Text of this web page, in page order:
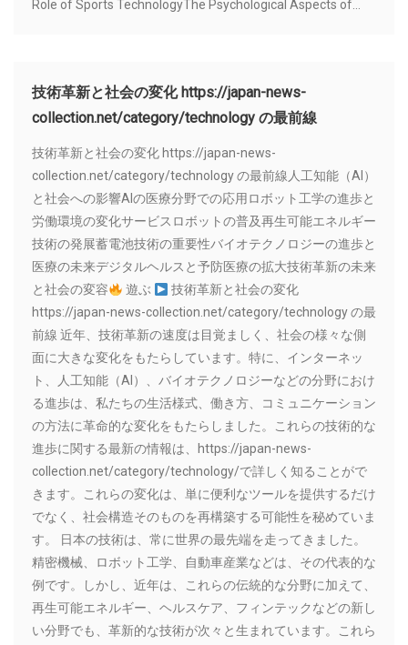
Role of Sports TechnologyThe Psychological Aspects of...
技術革新と社会の変化 https://japan-news-
collection.net/category/technology の最前線
技術革新と社会の変化 https://japan-news-
collection.net/category/technology の最前線人工知能（AI）
と社会への影響AIの医療分野での応用ロボット工学の進歩と
労働環境の変化サービスロボットの普及再生可能エネルギー
技術の発展蓄電池技術の重要性バイオテクノロジーの進歩と
医療の未来デジタルヘルスと予防医療の拡大技術革新の未来
と社会の変容
遊ぶ
技術革新と社会の変化
https://japan-news-collection.net/category/technology の最
前線 近年、技術革新の速度は目覚ましく、社会の様々な側
面に大きな変化をもたらしています。特に、インターネッ
ト、人工知能（AI）、バイオテクノロジーなどの分野におけ
る進歩は、私たちの生活様式、働き方、コミュニケーション
の方法に革命的な変化をもたらしました。これらの技術的な
進歩に関する最新の情報は、https://japan-news-
collection.net/category/technology/で詳しく知ることがで
きます。これらの変化は、単に便利なツールを提供するだけ
でなく、社会構造そのものを再構築する可能性を秘めていま
す。 日本の技術は、常に世界の最先端を走ってきました。
精密機械、ロボット工学、自動車産業などは、その代表的な
例です。しかし、近年は、これらの伝統的な分野に加えて、
再生可能エネルギー、ヘルスケア、フィンテックなどの新し
い分野でも、革新的な技術が次々と生まれています。これら